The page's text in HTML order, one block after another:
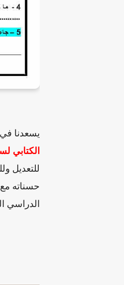
يسعدنا في
الكتابي
للتعديل
حسناته مع
الدراسي